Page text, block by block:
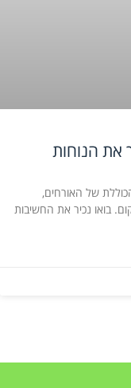
את הנוחות
של האורחים,
בואו נכיר את החשיבות